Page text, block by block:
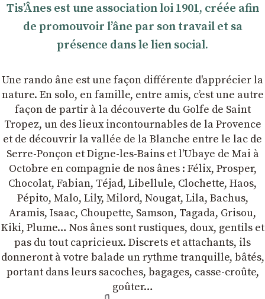
TisʼÂnes est une association loi 1901, créée afin
de promouvoir lʼâne par son travail et sa
présence dans le lien social.
Une rando âne est une façon différente d'apprécier la
nature. En solo, en famille, entre amis, cʼest une autre
façon de partir à la découverte du Golfe de Saint
Tropez, un des lieux incontournables de la Provence
et de découvrir la vallée de la Blanche entre le lac de
Serre-Ponçon et Digne-les-Bains et l'Ubaye de Mai à
Octobre en compagnie de nos ânes : Félix, Prosper,
Chocolat, Fabian, Téjad, Libellule, Clochette, Haos,
Pépito, Malo, Lily, Milord, Nougat, Lila, Bachus,
Aramis, Isaac, Choupette, Samson, Tagada, Grisou,
Kiki, Plume… Nos ânes sont rustiques, doux, gentils et
pas du tout capricieux. Discrets et attachants, ils
donneront à votre balade un rythme tranquille, bâtés,
portant dans leurs sacoches, bagages, casse-croûte,
goûter…